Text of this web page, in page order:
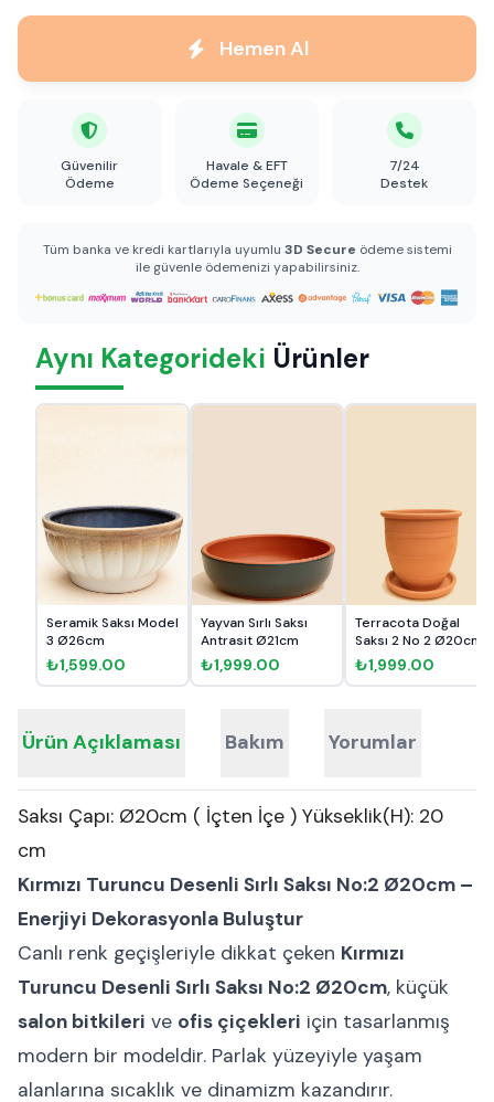
Hemen Al
Güvenilir
Ödeme
Havale & EFT
Ödeme Seçeneği
7/24
Destek
Tüm banka ve kredi kartlarıyla uyumlu 3D Secure ödeme sistemi
ile güvenle ödemenizi yapabilirsiniz.
Aynı Kategorideki Ürünler
Seramik Saksı Model
3 Ø26cm
₺1,599.00
Yayvan Sırlı Saksı
Antrasit Ø21cm
₺1,999.00
Terracota Doğal
Saksı 2 No 2 Ø20cm
₺1,999.00
Ürün Açıklaması Bakım Yorumlar
Saksı Çapı: Ø20cm ( İçten İçe ) Yükseklik(H): 20
cm
Kırmızı Turuncu Desenli Sırlı Saksı No:2 Ø20cm –
Enerjiyi Dekorasyonla Buluştur
Canlı renk geçişleriyle dikkat çeken Kırmızı
Turuncu Desenli Sırlı Saksı No:2 Ø20cm, küçük
salon bitkileri ve ofis çiçekleri için tasarlanmış
modern bir modeldir. Parlak yüzeyiyle yaşam
alanlarına sıcaklık ve dinamizm kazandırır.